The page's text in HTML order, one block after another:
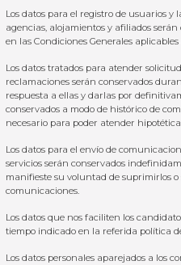
Los datos para el registro de usuarios y
agencias, alojamientos y afiliados
en las Condiciones Generales
Los datos tratados para atender
reclamaciones serán conservados
respuesta a ellas y darlas por
conservados a modo de histórico de
necesario para poder atender
Los datos para el envío de
servicios serán conservados
manifieste su voluntad de suprimirlos
comunicaciones.
Los datos que nos faciliten los
tiempo indicado en la referida política
Los datos personales aparejados a los